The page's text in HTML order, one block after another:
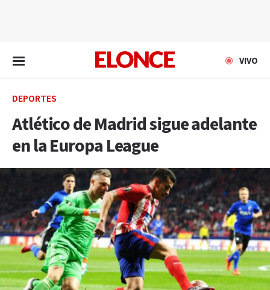
VIVO
DEPORTES
Atlético de Madrid sigue adelante
en la Europa League